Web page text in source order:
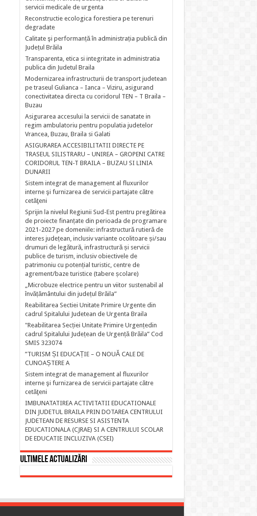
servicii medicale de urgenta
Reconstructie ecologica forestiera pe terenuri
degradate
Calitate şi performanță în administrația publică din
Județul Brăila
Transparenta, etica si integritate in administratia
publica din Judetul Braila
Modernizarea infrastructurii de transport judetean
pe traseul Gulianca – Ianca – Viziru, asigurand
conectivitatea directa cu coridorul TEN – T Braila –
Buzau
Asigurarea accesului la servicii de sanatate in
regim ambulatoriu pentru populatia judetelor
Vrancea, Buzau, Braila si Galati
ASIGURAREA ACCESIBILITATII DIRECTE PE
TRASEUL SILISTRARU – UNIREA – GROPENI CATRE
CORIDORUL TEN-T BRAILA – BUZAU SI LINIA
DUNARII
Sistem integrat de management al fluxurilor
interne şi furnizarea de servicii partajate către
cetăţeni
Sprijin la nivelul Regiunii Sud-Est pentru pregătirea
de proiecte finanțate din perioada de programare
2021-2027 pe domeniile: infrastructură rutieră de
interes județean, inclusiv variante ocolitoare și/sau
drumuri de legătură, infrastructură și servicii
publice de turism, inclusiv obiectivele de
patrimoniu cu potențial turistic, centre de
agrement/baze turistice (tabere școlare)
„Microbuze electrice pentru un viitor sustenabil al
învățământului din județul Brăila”
Reabilitarea Sectiei Unitate Primire Urgente din
cadrul Spitalului Judetean de Urgenta Braila
"Reabilitarea Secției Unitate Primire Urgențedin
cadrul Spitalului Județean de Urgență Brăila” Cod
SMIS 323074
”TURISM ȘI EDUCAȚIE – O NOUĂ CALE DE
CUNOAȘTERE A
Sistem integrat de management al fluxurilor
interne şi furnizarea de servicii partajate către
cetăţeni
IMBUNATATIREA ACTIVITATII EDUCATIONALE
DIN JUDETUL BRAILA PRIN DOTAREA CENTRULUI
JUDETEAN DE RESURSE SI ASISTENTA
EDUCATIONALA (CJRAE) SI A CENTRULUI SCOLAR
DE EDUCATIE INCLUZIVA (CSEI)
Ultimele actualizări